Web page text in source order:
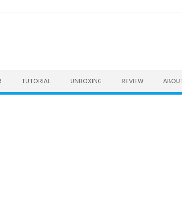
TUTORIAL UNBOXING REVIEW